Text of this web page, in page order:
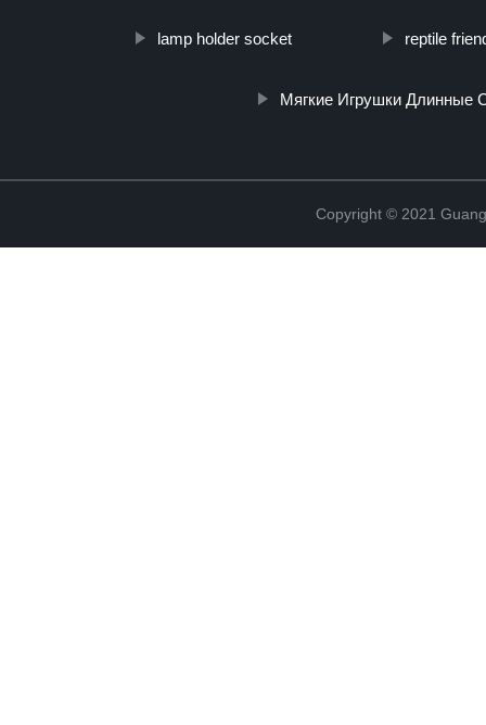
lamp holder socket reptile
Мягкие Игрушки Длинные
Copyright © 2021